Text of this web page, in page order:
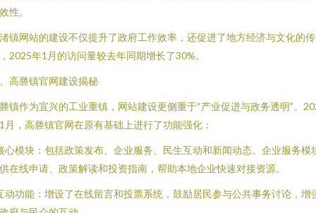
性。
镇网站的建设不仅提升了政府工作效率，还促进了地方经济与文化的传
2025年1月的访问量较去年同期增长了30%。
高塍镇官网建设揭秘
镇作为宜兴的工业重镇，网站建设更侧重于“产业促进与政务透明”。
月，高塍镇官网在原有基础上进行了功能强化：
心模块：包括政策发布、企业服务、民生互动和新闻动态。企业服务模
在线申请、政策解读和投资指南，帮助本地企业快速对接资源。
动功能：增设了在线留言和投票系统，鼓励居民参与公共事务讨论，增